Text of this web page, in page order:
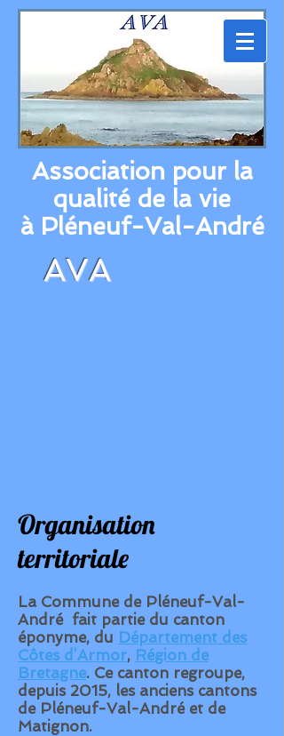
Association pour la
qualité de la vie
à Pléneuf-Val-André
AVA
Organisation
territoriale
La Commune de Pléneuf-Val-
Andréfait partie du canton
éponyme, du Département des
Côtes d’Armor, Région de
Bretagne. Ce canton regroupe,
depuis 2015, les anciens cantons
de Pléneuf-Val-André et de
Matignon.